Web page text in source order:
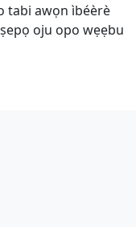
tabi awọn ìbéèrè
oju opo wẹẹbu